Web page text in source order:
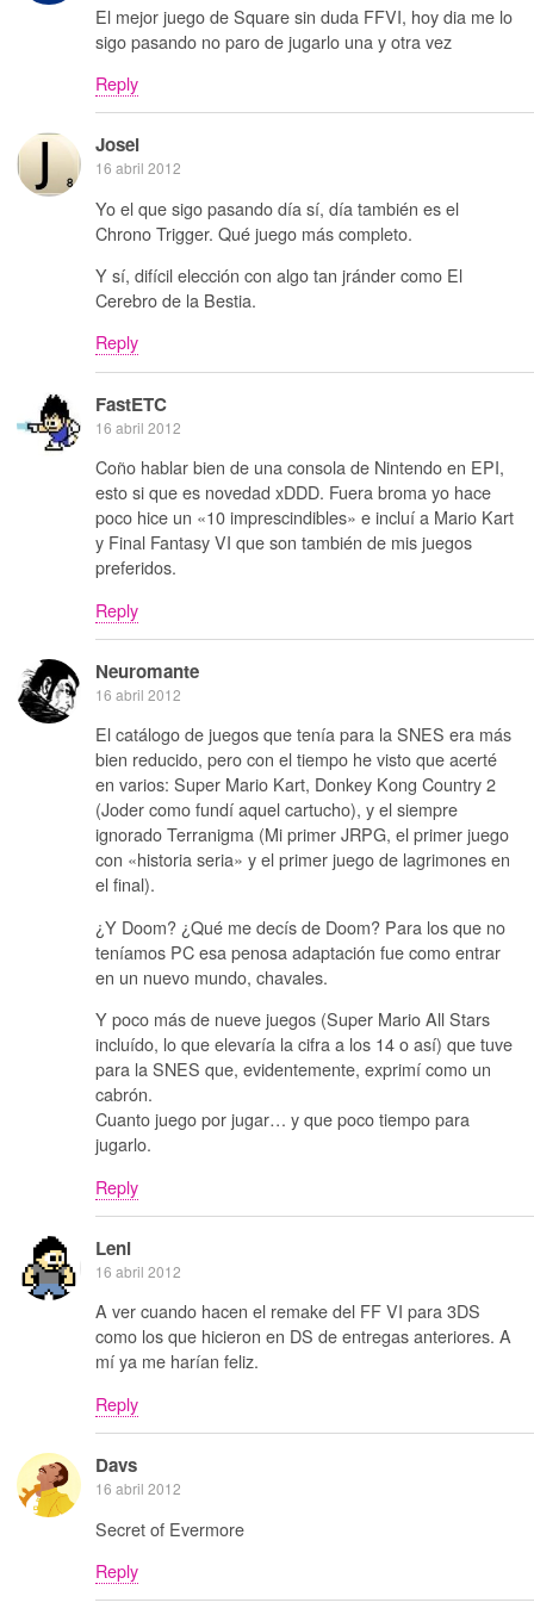
El mejor juego de Square sin duda FFVI, hoy dia me lo
sigo pasando no paro de jugarlo una y otra vez
Reply
Josei
16 abril 2012
Yo el que sigo pasando día sí, día también es el
Chrono Trigger. Qué juego más completo.
Y sí, difícil elección con algo tan jránder como El
Cerebro de la Bestia.
Reply
FastETC
16 abril 2012
Coño hablar bien de una consola de Nintendo en EPI,
esto si que es novedad xDDD. Fuera broma yo hace
poco hice un «10 imprescindibles» e incluí a Mario Kart
y Final Fantasy VI que son también de mis juegos
preferidos.
Reply
Neuromante
16 abril 2012
El catálogo de juegos que tenía para la SNES era más
bien reducido, pero con el tiempo he visto que acerté
en varios: Super Mario Kart, Donkey Kong Country 2
(Joder como fundí aquel cartucho), y el siempre
ignorado Terranigma (Mi primer JRPG, el primer juego
con «historia seria» y el primer juego de lagrimones en
el final).
¿Y Doom? ¿Qué me decís de Doom? Para los que no
teníamos PC esa penosa adaptación fue como entrar
en un nuevo mundo, chavales.
Y poco más de nueve juegos (Super Mario All Stars
incluído, lo que elevaría la cifra a los 14 o así) que tuve
para la SNES que, evidentemente, exprimí como un
cabrón.
Cuanto juego por jugar… y que poco tiempo para
jugarlo.
Reply
Leni
16 abril 2012
A ver cuando hacen el remake del FF VI para 3DS
como los que hicieron en DS de entregas anteriores. A
mí ya me harían feliz.
Reply
Davs
16 abril 2012
Secret of Evermore
Reply